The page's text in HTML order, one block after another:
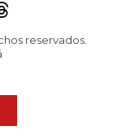
reservados.